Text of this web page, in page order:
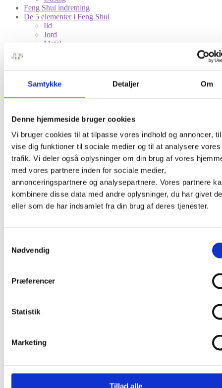
Samtykke Detaljer Om
Denne hjemmeside bruger cookies
Vi bruger cookies til at tilpasse vores indhold og annoncer,
vise dig funktioner til sociale medier og til at analysere vores
trafik. Vi deler også oplysninger om din brug af vores
med vores partnere inden for sociale medier,
annonceringspartnere og analysepartnere. Vores partnere
kombinere disse data med andre oplysninger, du har givet
eller som de har indsamlet fra din brug af deres tjenester.
Nødvendig
Præferencer
Statistik
Marketing
Tillad alle
Feng Shui indretning
De 5 elementer i Feng Shui
Ild
Jord
Metal
Fisk
Fugle
Hesten
Kundeservice
Kontakt
Betaling, fragt og levering
Privatlivspolitik
Om mig
Nyheder
Fisk
Fladfisk
Sommerfugl